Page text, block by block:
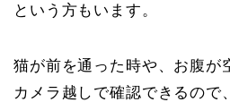
という方もいます。
猫が前を通った時や、お腹が
カメラ越しで確認できるので